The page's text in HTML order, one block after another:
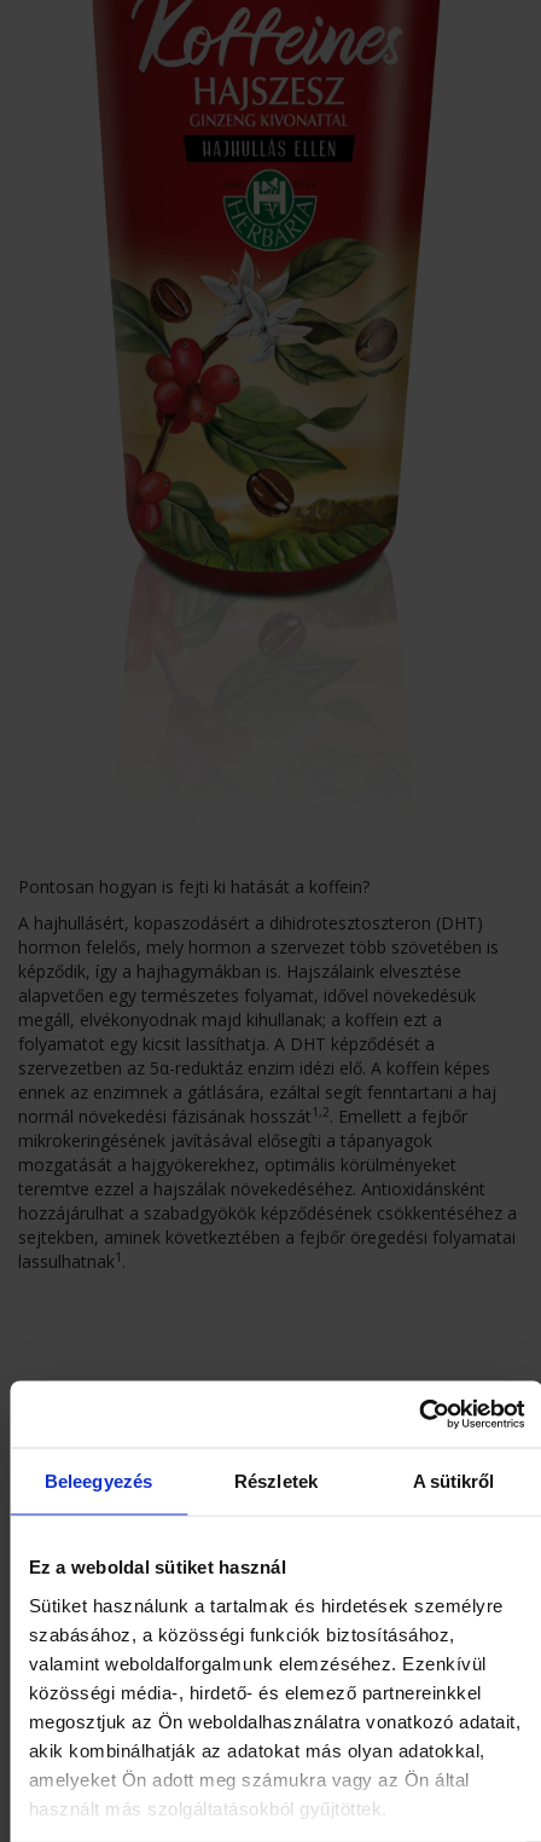
Beleegyezés Részletek A sütikről
Ez a weboldal sütiket használ
Sütiket használunk a tartalmak és hirdetések személyre
szabásához, a közösségi funkciók biztosításához,
valamint weboldalforgalmunk elemzéséhez. Ezenkívül
közösségi média-, hirdető- és elemező partnereinkkel
megosztjuk az Ön weboldalhasználatra vonatkozó adatait,
akik kombinálhatják az adatokat más olyan adatokkal,
amelyeket Ön adott meg számukra vagy az Ön által
használt más szolgáltatásokból gyűjtöttek.
Pontosan hogyan is fejti ki hatását a koffein?
A hajhullásért, kopaszodásért a dihidrotesztoszteron (DHT)
hormon felelős, mely hormon a szervezet több szövetében is
képződik, így a hajhagymákban is. Hajszálaink elvesztése
alapvetően egy természetes folyamat, idővel növekedésük
megáll, elvékonyodnak majd kihullanak; a koffein ezt a
folyamatot egy kicsit lassíthatja. A DHT képződését a
szervezetben az 5α-reduktáz enzim idézi elő. A koffein képes
ennek az enzimnek a gátlására, ezáltal segít fenntartani a haj
normál növekedési fázisának hosszát1,2. Emellett a fejbőr
mikrokeringésének javításával elősegíti a tápanyagok
mozgatását a hajgyökerekhez, optimális körülményeket
teremtve ezzel a hajszálak növekedéséhez. Antioxidánsként
hozzájárulhat a szabadgyökök képződésének csökkentéséhez a
sejtekben, aminek következtében a fejbőr öregedési folyamatai
lassulhatnak1 .